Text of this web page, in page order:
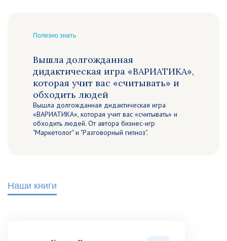
Полезно знать
Вышла долгожданная
дидактическая игра «ВАРИАТИКА»,
которая учит вас «считывать» и
обходить людей
Вышла долгожданная дидактическая игра
«ВАРИАТИКА», которая учит вас «считывать» и
обходить людей. От автора бизнес-игр
"Маркетолог" и "Разговорный гипноз".
Наши книги